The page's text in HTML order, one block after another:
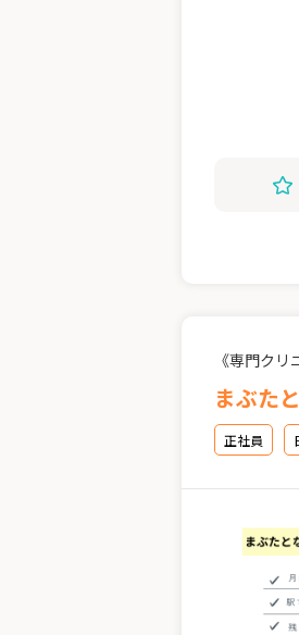
《専門ク
まぶた
正社員